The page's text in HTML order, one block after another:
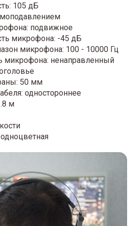
105 дБ
подвижное
микрофона: -45 дБ
микрофона: 100 - 10000 Гц
микрофона: ненаправленный
50 мм
одностороннее
м